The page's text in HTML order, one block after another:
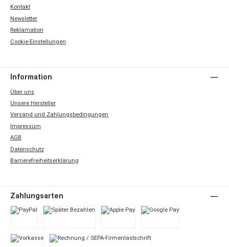
Kontakt
Newsletter
Reklamation
Cookie-Einstellungen
Information
Über uns
Unsere Hersteller
Versand und Zahlungsbedingungen
Impressum
AGB
Datenschutz
Barrierefreiheitserklärung
Zahlungsarten